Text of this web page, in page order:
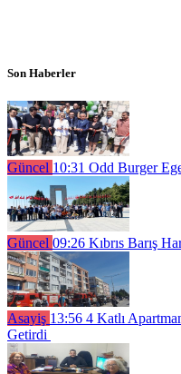
Son Haberler
Güncel 10:31 Odd Burger
Güncel 09:26 Kıbrıs Barış
Asayiş 13:56 4 Katlı
Getirdi